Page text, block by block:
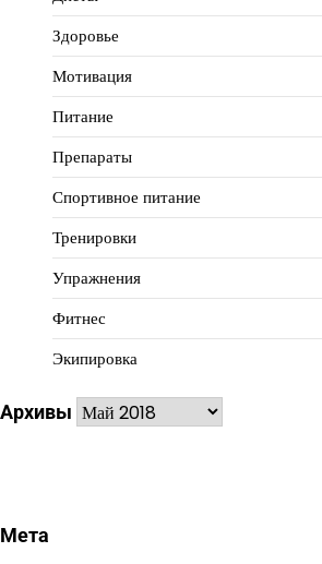
Здоровье
Мотивация
Питание
Препараты
Спортивное питание
Тренировки
Упражнения
Фитнес
Экипировка
Архивы Архивы
Мета